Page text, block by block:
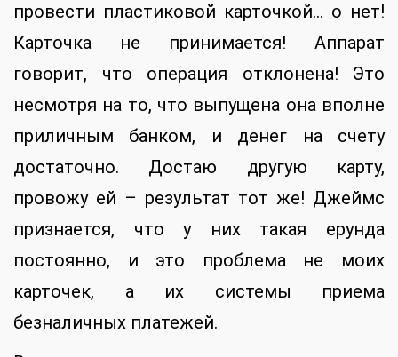
провести пластиковой карточкой… о нет!
Карточка не принимается! Аппарат
говорит, что операция отклонена! Это
несмотря на то, что выпущена она вполне
приличным банком, и денег на счету
достаточно. Достаю другую карту,
провожу ей – результат тот же! Джеймс
признается, что у них такая ерунда
постоянно, и это проблема не моих
карточек, а их системы приема
безналичных платежей.